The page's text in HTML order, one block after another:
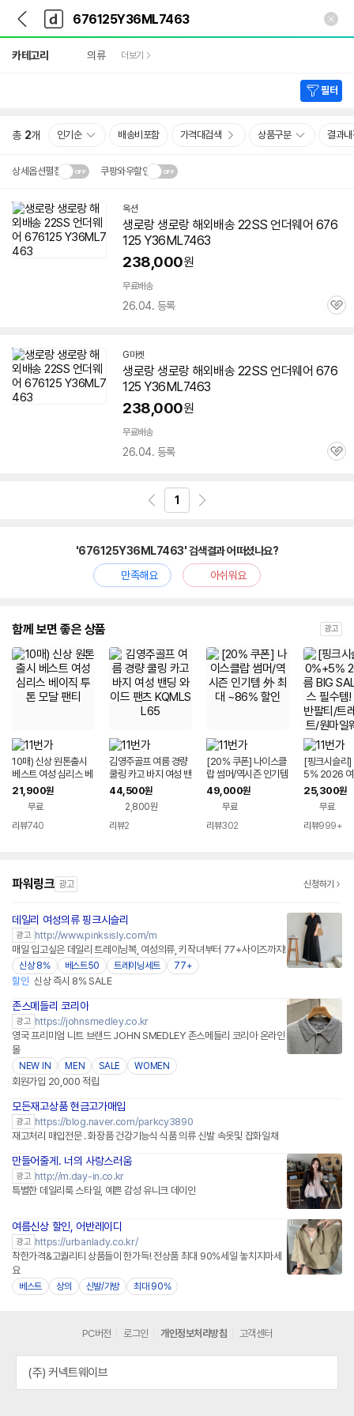
다
나
와
가
기
다
와
메
인
카테고리 의류 더보기
필터
총 2개 인기순 배송비포함 가격대검색 상품구분 결과
상세옵션펼침 쿠팡와우할인
설치 환경·지역에 따라
배송·설치비가 달라집니다.닫
기
옥션
생로랑 생로랑 해외배송 22SS 언더웨어 676
125 Y36ML7463
238,000원
무료배송
26.04. 등록
관
G마켓
생로랑 생로랑 해외배송 22SS 언더웨어 676
125 Y36ML7463
238,000원
무료배송
26.04. 등록
관
1
'676125Y36ML7463' 검색결과 어떠셨나요?
만족해요
아쉬워요
함께 보면 좋은 상품 광고
10매) 신상 원톤출시
베스트 여성 심리스 베
이직 투톤 모달 팬티
21,900원
무료
리뷰740
김영주골프 여름 경량
쿨링 카고 바지 여성 밴
딩 와이드 팬츠 KQML
SL65
44,500원
2,800원
리뷰2
[20% 쿠폰] 나이스클
랍 썸머/역시즌 인기템
外 최대 ~86% 할인
49,000원
무료
리뷰302
[핑크시슬리
5% 2026
SALE! 바캉
시원한 반팔
닝세트/원마
빅사이즈
25,300원
무료
리뷰999+
파워링크 광고 신청하기
데일리 여성의류 핑크시슬리
광고 http://www.pinksisly.com/m
매일 입고싶은 데일리 트레이닝복, 여성의류, 키작녀부터 77+사이즈까지!
신상 8% 베스트50 트레이닝세트 77+
할인 신상 즉시 8% SALE
존스메들리 코리아
광고 https://johnsmedley.co.kr
영국 프리미엄 니트 브랜드 JOHN SMEDLEY 존스메들리 코리아 온라인
몰
NEW IN MEN SALE WOMEN
회원가입 20,000 적립
모든재고상품 현금고가매입
광고 https://blog.naver.com/parkcy3890
재고처리 매입전문 . 화장품 건강기능식 식품 의류 신발 속옷및 잡화일채
만들어줄게. 너의 사랑스러움
광고 http://m.day-in.co.kr
특별한 데일리룩 스타일, 예쁜 감성 유니크 데이인
여름신상 할인, 어반레이디
광고 https://urbanlady.co.kr/
착한가격&고퀄리티 상품들이 한가득! 전상품 최대 90%세일 놓치지마세
요
베스트 상의 신발/가방 최대 90%
PC버전 로그인 개인정보처리방침 고객센터
(주) 커넥트웨이브